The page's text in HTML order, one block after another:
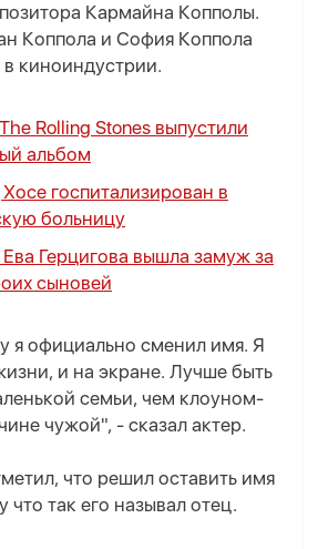
Кармайна Копполы.
Коппола и София Коппола
киноиндустрии.
Rolling Stones выпустили
альбом
госпитализирован в
больницу
Герцигова вышла замуж за
сыновей
я официально сменил имя. Я
и на экране. Лучше быть
семьи, чем клоуном-
чужой", - сказал актер.
что решил оставить имя
что так его называл отец.